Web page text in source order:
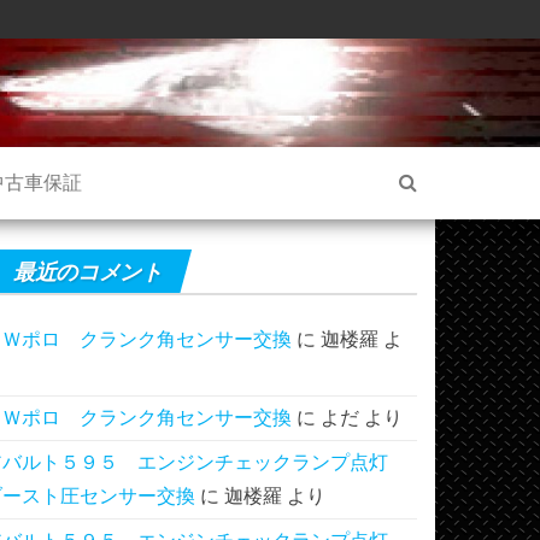
古車保証
最近のコメント
ポロ クランク角センサー交換 に 迦楼羅 よ
ポロ クランク角センサー交換 に よだ より
ルト５９５ エンジンチェックランプ点灯
スト圧センサー交換 に 迦楼羅 より